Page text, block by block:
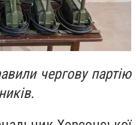
чергову партію